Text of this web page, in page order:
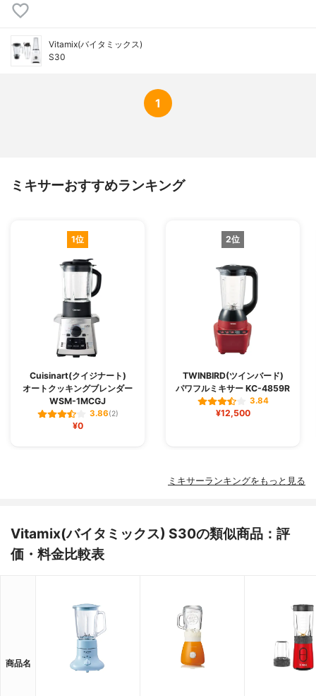
Vitamix(バイタミックス)
S30
1
ミキサーおすすめランキング
1位
Cuisinart(クイジナート)
オートクッキングブレンダー
WSM-1MCGJ
3.86(2)
¥0
2位
TWINBIRD(ツインバード)
パワフルミキサー KC-4859R
3.84
¥12,500
ミキサーランキングをもっと見る
Vitamix(バイタミックス) S30の類似商品：評
価・料金比較表
商品名